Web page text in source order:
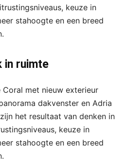
keuze in
stahoogte en een breed
in ruimte
Coral met nieuw exterieur
dakvenster en Adria
het resultaat van denken in
keuze in
stahoogte en een breed